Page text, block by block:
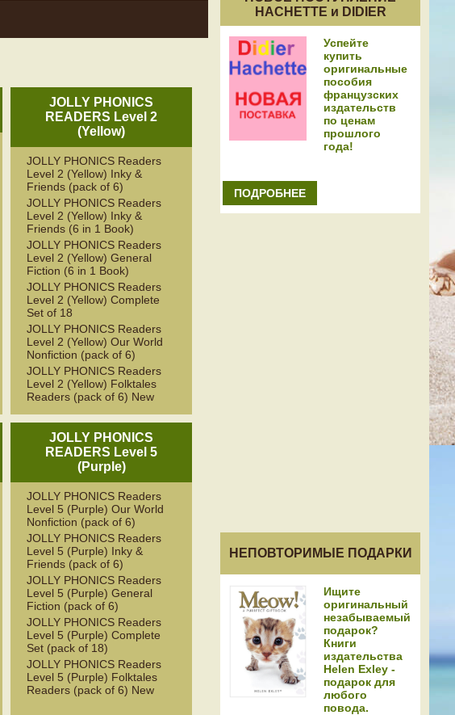
JOLLY PHONICS
READERS Level 2
(Yellow)
JOLLY PHONICS Readers
Level 2 (Yellow) Inky &
Friends (pack of 6)
JOLLY PHONICS Readers
Level 2 (Yellow) Inky &
Friends (6 in 1 Book)
JOLLY PHONICS Readers
Level 2 (Yellow) General
Fiction (6 in 1 Book)
JOLLY PHONICS Readers
Level 2 (Yellow) Complete
Set of 18
JOLLY PHONICS Readers
Level 2 (Yellow) Our World
Nonfiction (pack of 6)
JOLLY PHONICS Readers
Level 2 (Yellow) Folktales
Readers (pack of 6) New
JOLLY PHONICS
READERS Level 5
(Purple)
JOLLY PHONICS Readers
Level 5 (Purple) Our World
Nonfiction (pack of 6)
JOLLY PHONICS Readers
Level 5 (Purple) Inky &
Friends (pack of 6)
JOLLY PHONICS Readers
Level 5 (Purple) General
Fiction (pack of 6)
JOLLY PHONICS Readers
Level 5 (Purple) Complete
Set (pack of 18)
JOLLY PHONICS Readers
Level 5 (Purple) Folktales
Readers (pack of 6) New
HACHETTE и DIDIER
Успейте
купить
оригинальные
пособия
французских
издательств
по ценам
прошлого
года!
ПОДРОБНЕЕ
НЕПОВТОРИМЫЕ ПОДАРКИ
Ищите
оригинальный
незабываемый
подарок?
Книги
издательства
Helen Exley -
подарок для
любого
повода.